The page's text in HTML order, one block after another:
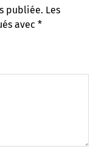
publiée. Les
avec *